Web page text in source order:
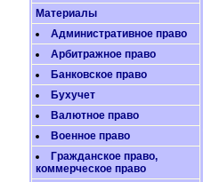
Материалы
Административное право
Арбитражное право
Банковское право
Бухучет
Валютное право
Военное право
Гражданское право,
коммерческое право